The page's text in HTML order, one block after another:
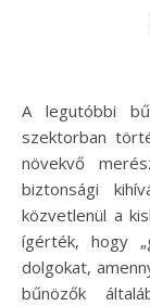
A legutóbbi bűncselekmény, amely a kiskereskedelmi
szektorban
növekvő
biztonsági
közvetlenül a
ígérték, hogy
dolgokat,
bűnözők